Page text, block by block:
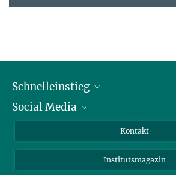
Schnelleinstieg
Alumni
Social Media
Facebook
Kontakt
Institutsmagazin